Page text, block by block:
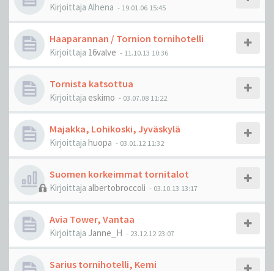
Kirjoittaja Alhena - 19.01.06 15:45
Haaparannan / Tornion tornihotelli
Kirjoittaja 16valve - 11.10.13 10:36
Tornista katsottua
Kirjoittaja eskimo - 03.07.08 11:22
Majakka, Lohikoski, Jyväskylä
Kirjoittaja huopa - 03.01.12 11:32
Suomen korkeimmat tornitalot
Kirjoittaja albertobroccoli - 03.10.13 13:17
Avia Tower, Vantaa
Kirjoittaja Janne_H - 23.12.12 23:07
Sarius tornihotelli, Kemi